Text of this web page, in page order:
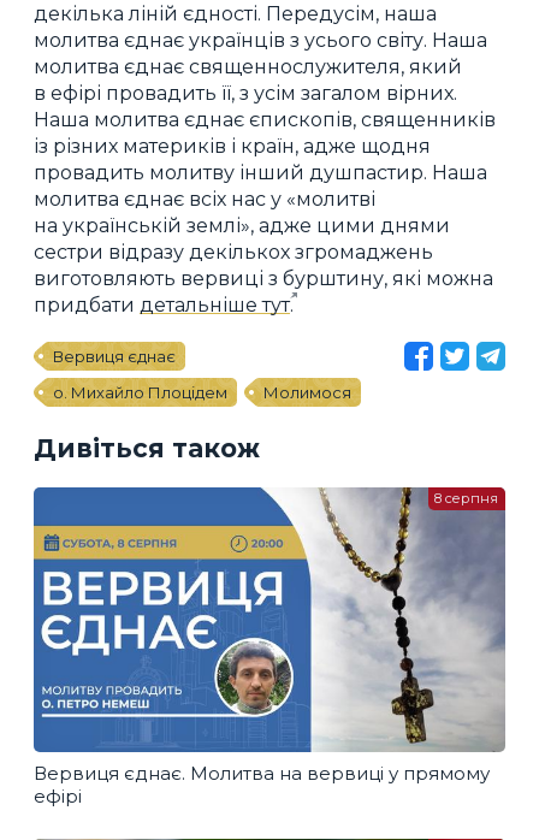
декілька ліній єдності. Передусім, наша
молитва єднає українців з усього світу. Наша
молитва єднає священнослужителя, який
в ефірі провадить її, з усім загалом вірних.
Наша молитва єднає єпископів, священників
із різних материків і країн, адже щодня
провадить молитву інший душпастир. Наша
молитва єднає всіх нас у «молитві
на українській землі», адже цими днями
сестри відразу декількох згромаджень
виготовляють вервиці з бурштину, які можна
придбати детальніше тут.
Вервиця єднає
о. Михайло Плоцідем
Молимося
Дивіться також
Вервиця єднає. Молитва на вервиці у прямому
ефірі
8 серпня